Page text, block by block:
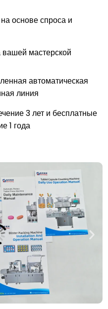
основе спроса и
мастерской
автоматическая
линия
3 лет и бесплатные
1 года